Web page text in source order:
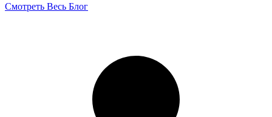
Смотреть Весь Блог